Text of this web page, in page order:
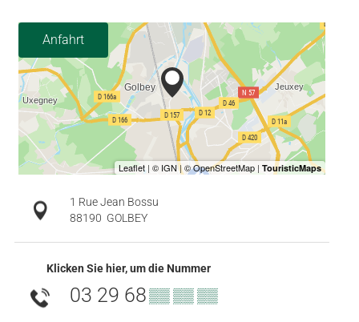
Anfahrt
1 Rue Jean Bossu
88190 GOLBEY
Klicken Sie hier, um die Nummer
03 29 68▒▒ ▒▒ ▒▒